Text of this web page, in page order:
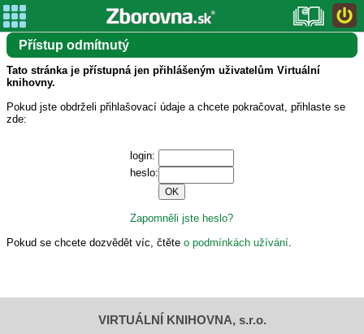
Přístup odmítnutý
Tato stránka je přístupná jen přihlášeným uživatelům Virtuální
knihovny.
Pokud jste obdrželi přihlašovací údaje a chcete pokračovat, přihlaste se
zde:
login:
heslo:
Zapomněli jste heslo?
Pokud se chcete dozvědět víc, čtěte o podmínkách užívání.
VIRTUÁLNÍ KNIHOVNA, s.r.o.